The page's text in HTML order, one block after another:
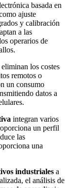
basada en
ajuste
y calibración
a las
operarios de
eliminan los costes
remotos o
un consumo
datos a
integran varios
un perfil
las
una
industriales a
el análisis de